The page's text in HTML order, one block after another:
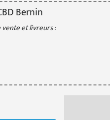
Bernin
et livreurs :